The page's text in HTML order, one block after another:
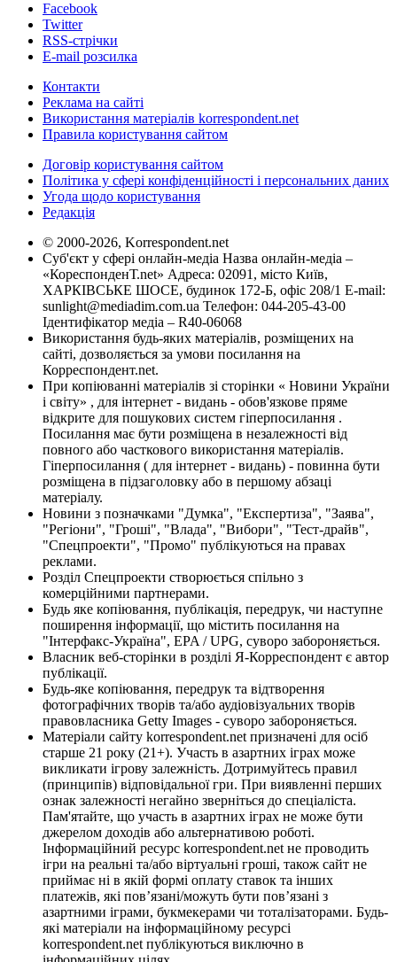
Facebook
Twitter
RSS-стрічки
E-mail розсилка
Контакти
Реклама на сайті
Використання матеріалів korrespondent.net
Правила користування сайтом
Договір користування сайтом
Політика у сфері конфіденційності і персональних даних
Угода щодо користування
Редакція
© 2000-2026, Korrespondent.net
Суб'єкт у сфері онлайн-медіа Назва онлайн-медіа –
«КореспонденТ.net» Адреса: 02091, місто Київ,
ХАРКІВСЬКЕ ШОСЕ, будинок 172-Б, офіс 208/1 E-mail:
sunlight@mediadim.com.ua Телефон: 044-205-43-00
Ідентифікатор медіа – R40-06068
Використання будь-яких матеріалів, розміщених на
сайті, дозволяється за умови посилання на
Корреспондент.net.
При копіюванні матеріалів зі сторінки « Новини України
і світу» , для інтернет - видань - обов'язкове пряме
відкрите для пошукових систем гіперпосилання .
Посилання має бути розміщена в незалежності від
повного або часткового використання матеріалів.
Гіперпосилання ( для інтернет - видань) - повинна бути
розміщена в підзаголовку або в першому абзаці
матеріалу.
Новини з позначками "Думка", "Експертиза", "Заява",
"Регіони", "Гроші", "Влада", "Вибори", "Тест-драйв",
"Спецпроекти", "Промо" публікуються на правах
реклами.
Розділ Спецпроекти створюється спільно з
комерційними партнерами.
Будь яке копіювання, публікація, передрук, чи наступне
поширення інформації, що містить посилання на
"Інтерфакс-Україна", EPA / UPG, суворо забороняється.
Власник веб-сторінки в розділі Я-Корреспондент є автор
публікації.
Будь-яке копіювання, передрук та відтворення
фотографічних творів та/або аудіовізуальних творів
правовласника Getty Images - суворо забороняється.
Матеріали сайту korrespondent.net призначені для осіб
старше 21 року (21+). Участь в азартних іграх може
викликати ігрову залежність. Дотримуйтесь правил
(принципів) відповідальної гри. При виявленні перших
ознак залежності негайно зверніться до спеціаліста.
Пам'ятайте, що участь в азартних іграх не може бути
джерелом доходів або альтернативою роботі.
Інформаційний ресурс korrespondent.net не проводить
ігри на реальні та/або віртуальні гроші, також сайт не
приймає ні в якій формі оплату ставок та інших
платежів, які пов’язані/можуть бути пов’язані з
азартними іграми, букмекерами чи тоталізаторами. Будь-
які матеріали на інформаційному ресурсі
korrespondent.net публікуються виключно в